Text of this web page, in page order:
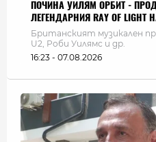
ПОЧИНА УИЛЯМ ОРБИТ -
ЛЕГЕНДАРНИЯ RAY OF
Британският музикален
U2, Роби Уилямс и др.
16:23 - 07.08.2026